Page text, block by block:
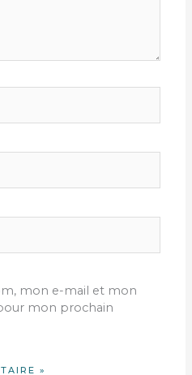
mon e-mail et mon
mon prochain